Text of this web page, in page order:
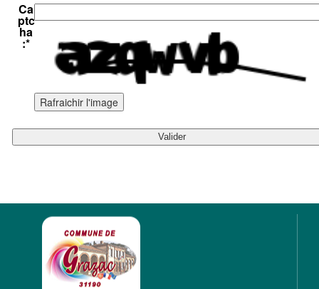
Ca
ptc
ha
:*
Rafraichir l'image